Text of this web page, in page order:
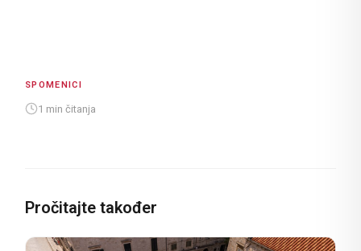
SPOMENICI
1 min čitanja
Pročitajte također